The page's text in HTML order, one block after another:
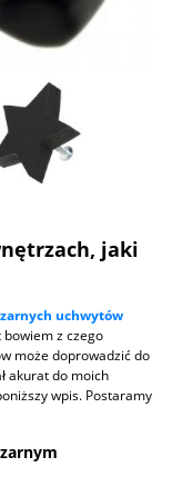
jaki
uchwytów
z czego
może doprowadzić do
akurat do moich
wpis. Postaramy